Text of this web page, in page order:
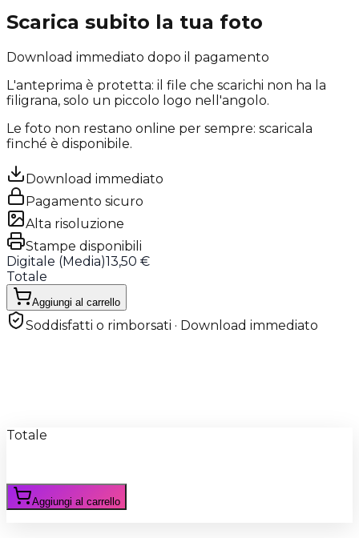
Scarica subito la tua foto
Download immediato dopo il pagamento
L'anteprima è protetta: il file che scarichi non ha la
filigrana, solo un piccolo logo nell'angolo.
Le foto non restano online per sempre: scaricala
finché è disponibile.
Download immediato
Pagamento sicuro
Alta risoluzione
Stampe disponibili
Digitale (Media)13,50 €
Totale
Aggiungi al carrello
Soddisfatti o rimborsati · Download immediato
Totale
Aggiungi al carrello